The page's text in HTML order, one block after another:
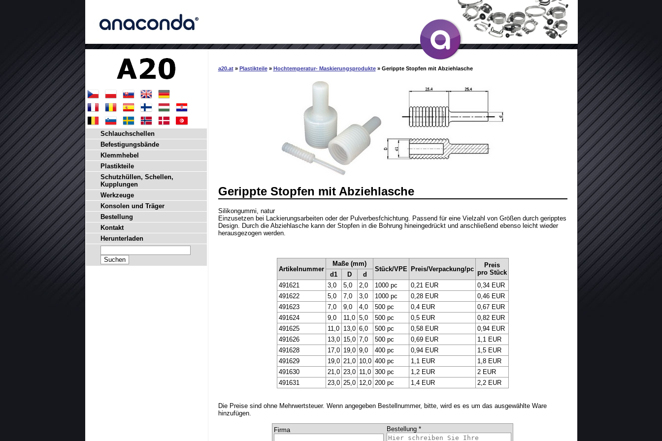
a20.at» Plastikteile» Hochtemperatur- Maskierungsprodukte» Gerippte Stopfen mit Abziehlasche
Gerippte Stopfen mit Abziehlasche
Silikongummi, natur
Einzusetzen bei Lackierungsarbeiten oder der Pulverbesfchichtung. Passend für eine Vielzahl von Größen durch geripptes
Design. Durch die Abziehlasche kann der Stopfen in die Bohrung hineingedrückt und anschließend ebenso leicht wieder
herausgezogen werden.
Artikelnummer
Maße (mm)
Stück/VPE Preis/Verpackung/pc
Preis
pro Stück
d1 D
d
491621
3,0 5,0 2,0 1000 pc 0,21 EUR
0,34 EUR
491622
5,0 7,0 3,0 1000 pc 0,28 EUR
0,46 EUR
491623
7,0 9,0 4,0 500 pc 0,4 EUR
0,67 EUR
491624
9,0 11,0 5,0 500 pc 0,5 EUR
0,82 EUR
491625
11,0 13,0 6,0 500 pc 0,58 EUR
0,94 EUR
491626
13,0 15,0 7,0 500 pc 0,69 EUR
1,1 EUR
491628
17,0 19,0 9,0 400 pc 0,94 EUR
1,5 EUR
491629
19,0 21,0 10,0 400 pc 1,1 EUR
1,8 EUR
491630
21,0 23,0 11,0 300 pc 1,2 EUR
2 EUR
491631
23,0 25,0 12,0 200 pc 1,4 EUR 2,2 EUR
Die Preise sind ohne Mehrwertsteuer. Wenn angegeben Bestellnummer, bitte, wird es es um das ausgewählte Ware
hinzufügen.
Firma Bestellung *
Schlauchschellen
Befestigungsbände
Klemmhebel
Plastikteile
Schutzhüllen, Schellen,
Kupplungen
Werkzeuge
Konsolen und Träger
Bestellung
Kontakt
Herunterladen